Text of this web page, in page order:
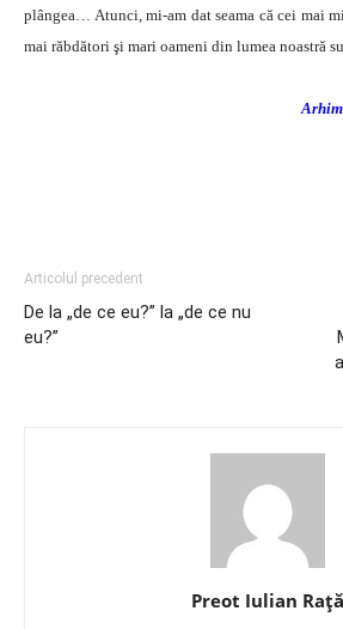
plângea… Atunci, mi-am dat seama că cei mai
mai răbdători şi mari oameni din lumea noastră
Articolul precedent
De la „de ce eu?” la „de ce nu
eu?”
Preot Iulian Raţă